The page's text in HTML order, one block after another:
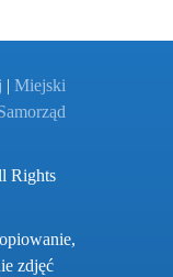
| Miejski
Rights
zdjęć